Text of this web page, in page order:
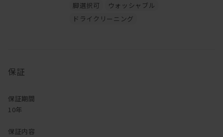
最近、ルンバが通るという条件をソファ選びで重視する方が
なかなか多いのですが、通りますルンバ。通ルンバ。
サイズバリエーションも豊富で、
張地もすごくすごくすごく沢山あります。
デザインは前述の通りすこぶるシンプルなので、
・・・もうあれですね。選ばない理由がない。
脚選択可
ウォッシャブル
ドライクリーニング
保証
保証期間
10年
保証内容